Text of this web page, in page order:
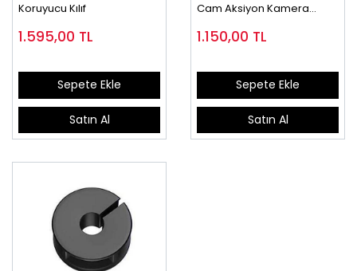
Koruyucu Kılıf
1.595,00 TL
Sepete Ekle
Satın Al
Cam Aksiyon Kamera
1.150,00 TL
Sepete Ekle
Satın Al